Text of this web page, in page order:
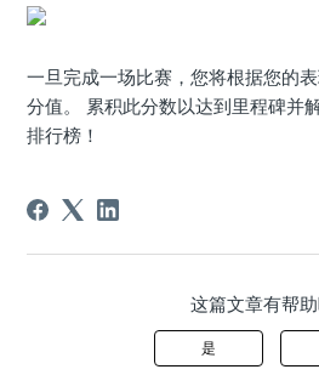
一旦完成一场比赛，您将根据您的
分值。 累积此分数以达到里程碑并
排行榜！
这篇文章有帮助
是